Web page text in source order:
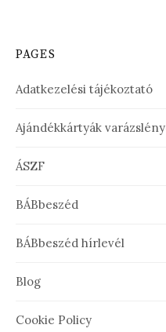
PAGES
Adatkezelési tájékoztató
Ajándékkártyák
ÁSZF
BÁBbeszéd
BÁBbeszéd hírlevél
Blog
Cookie Policy